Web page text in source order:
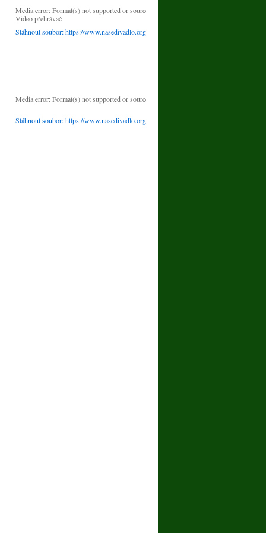
Media error: Format(s) not supported or source(s) not found
Stáhnout soubor: https://www.nasedivadlo.org/wp-content/uploads/2025/09/
Video přehrávač
Media error: Format(s) not supported or source(s) not found
Stáhnout soubor: https://www.nasedivadlo.org/wp-content/uploads/2026/07/ODPAD-